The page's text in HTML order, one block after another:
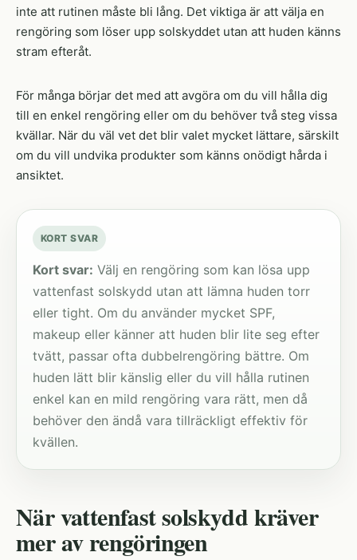
inte att rutinen måste bli lång. Det viktiga är att välja en
rengöring som löser upp solskyddet utan att huden känns
stram efteråt.
För många börjar det med att avgöra om du vill hålla dig
till en enkel rengöring eller om du behöver två steg vissa
kvällar. När du väl vet det blir valet mycket lättare, särskilt
om du vill undvika produkter som känns onödigt hårda i
ansiktet.
KORT SVAR
Kort svar: Välj en rengöring som kan lösa upp
vattenfast solskydd utan att lämna huden torr
eller tight. Om du använder mycket SPF,
makeup eller känner att huden blir lite seg efter
tvätt, passar ofta dubbelrengöring bättre. Om
huden lätt blir känslig eller du vill hålla rutinen
enkel kan en mild rengöring vara rätt, men då
behöver den ändå vara tillräckligt effektiv för
kvällen.
När vattenfast solskydd kräver
mer av rengöringen